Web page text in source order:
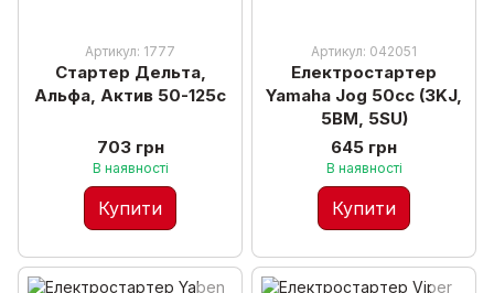
Артикул: 1777
Стартер Дельта,
Альфа, Актив 50-125с
703 грн
В наявності
Купити
Артикул: 042051
Електростартер
Yamaha Jog 50сс (3KJ,
5BM, 5SU)
645 грн
В наявності
Купити